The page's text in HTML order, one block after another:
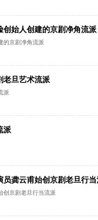
始人创建的京剧净角流派
的京剧净角流派
老旦艺术流派
派
派
龚云甫始创京剧老旦行
创京剧老旦行当流派